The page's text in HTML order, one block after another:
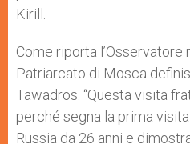
Kirill.
Come riporta l’Osservatore
Patriarcato di Mosca
Tawadros. “Questa visita
perché segna la prima
Russia da 26 anni e